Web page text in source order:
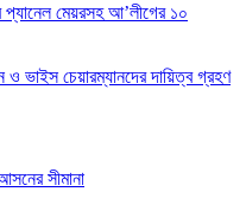
প্যানেল মেয়রসহ আ’লীগের ১০
ও ভাইস চেয়ারম্যানদের দায়িত্ব গ্রহণ
সীমানা